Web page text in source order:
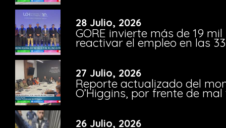
28 Julio, 2026
GORE invierte más de 19
reactivar el empleo en las
27 Julio, 2026
Reporte actualizado del
O’Higgins, por frente de
26 Julio, 2026